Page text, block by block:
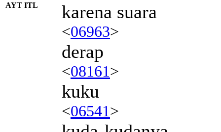
AYT ITL karena suara
<06963>
derap
<08161>
kuku
<06541>